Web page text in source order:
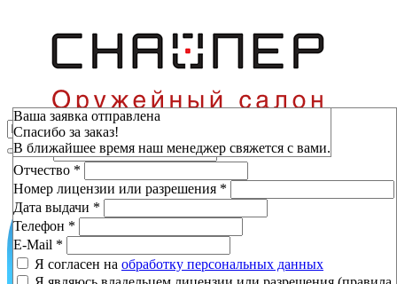
Зарезервировать
Фамилия*
Имя*
Отчество *
Номер лицензии или разрешения *
Дата выдачи *
Телефон *
E-Mail *
Я согласен на обработку персональных данных
Ваша заявка отправлена
Спасибо за заказ!
В ближайшее время наш менеджер свяжется с вами.